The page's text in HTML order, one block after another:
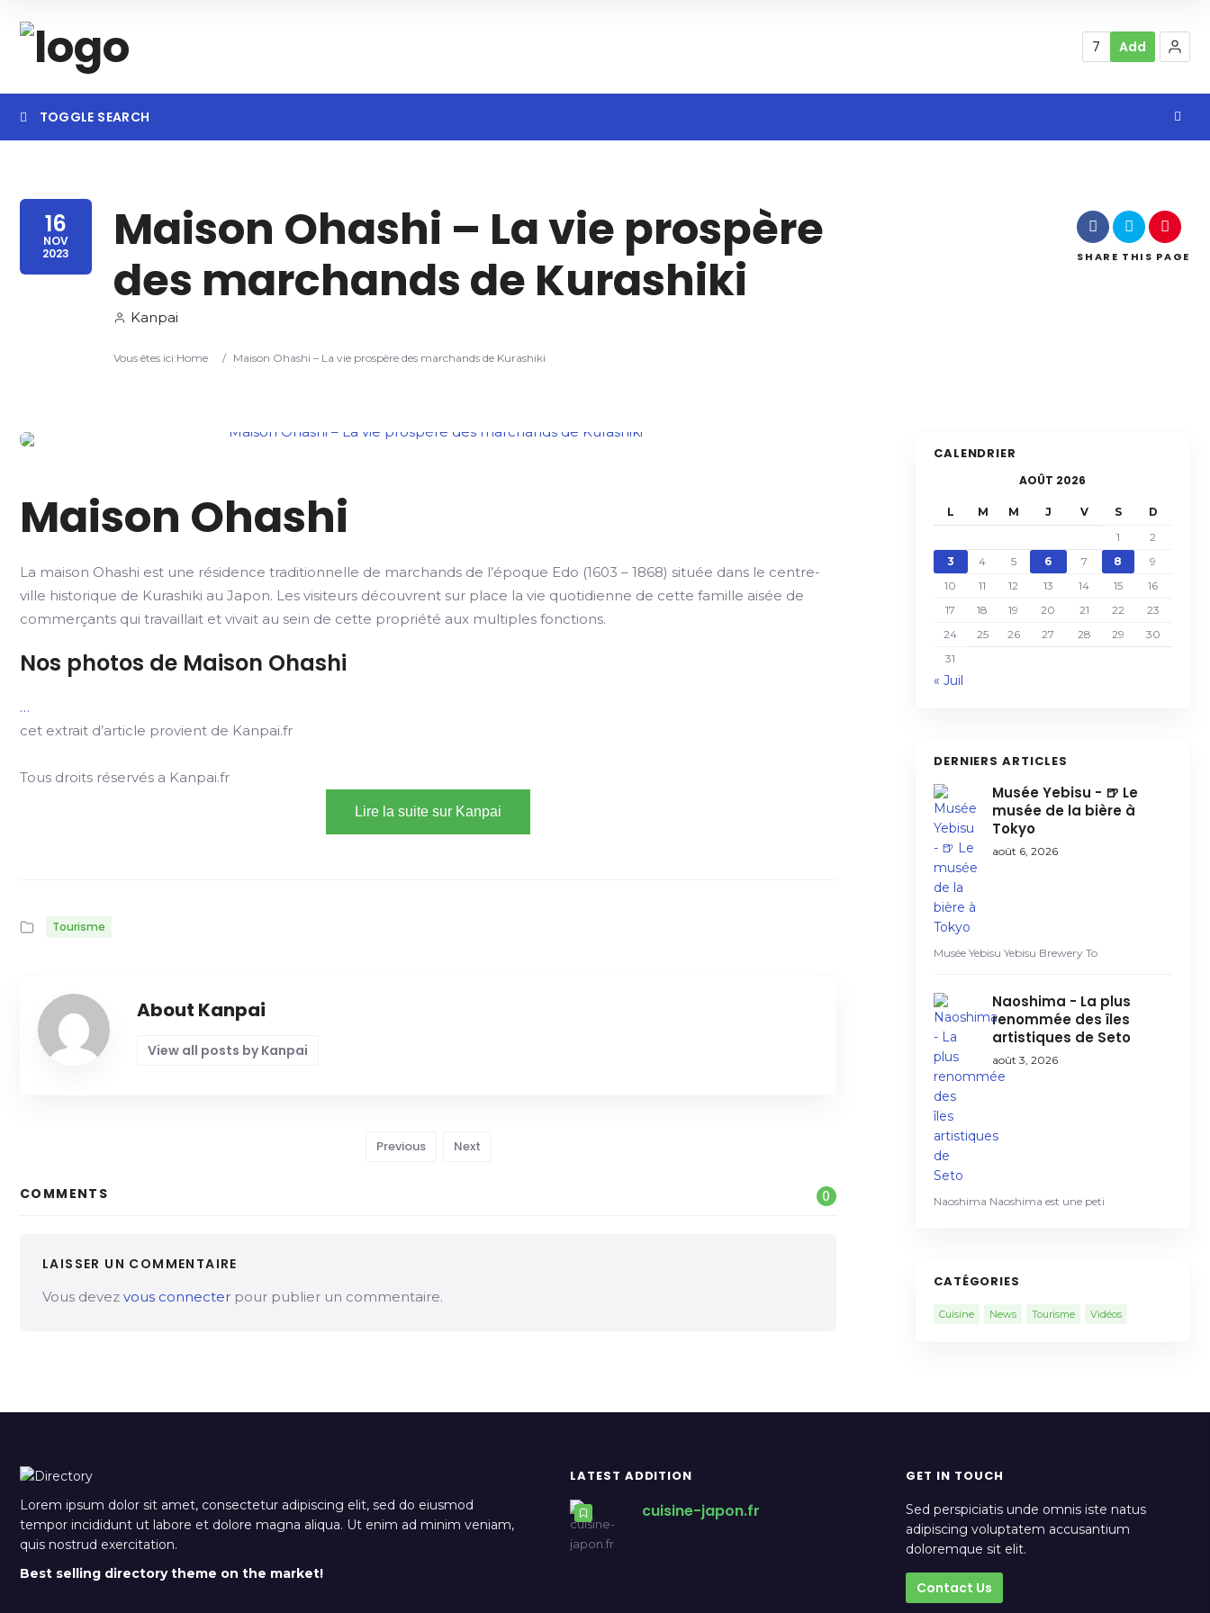
7 Add
TOGGLE SEARCH
Search
16
NOV
2023
Maison Ohashi – La vie prospère
des marchands de Kurashiki
Kanpai
Vous êtes ici:Home / Maison Ohashi – La vie prospère des marchands de Kurashiki
SHARE THIS PAGE
Maison Ohashi
La maison Ohashi est une résidence traditionnelle de marchands de l’époque Edo (1603 – 1868) située dans le centre-
ville historique de Kurashiki au Japon. Les visiteurs découvrent sur place la vie quotidienne de cette famille aisée de
commerçants qui travaillait et vivait au sein de cette propriété aux multiples fonctions.
Nos photos de Maison Ohashi
…
cet extrait d’article provient de Kanpai.fr
Tous droits réservés a Kanpai.fr
Lire la suite sur Kanpai
Tourisme
About Kanpai
View all posts by Kanpai
Previous Next
COMMENTS 0
LAISSER UN COMMENTAIRE
Vous devez vous connecter pour publier un commentaire.
CALENDRIER
AOÛT 2026
L M M J V S
D
1
2
3
4 5 6 7 8
9
10
11 12 13 14 15
16
17
18 19 20 21 22
23
24
25 26 27 28 29
30
31
« Juil
DERNIERS ARTICLES
Musée Yebisu - 🍺 Le
musée de la bière à
Tokyo
août 6, 2026
Musée Yebisu Yebisu Brewery To
Naoshima - La plus
renommée des îles
artistiques de Seto
août 3, 2026
Naoshima Naoshima est une peti
CATÉGORIES
Cuisine News Tourisme Vidéos
Lorem ipsum dolor sit amet, consectetur adipiscing elit, sed do eiusmod
tempor incididunt ut labore et dolore magna aliqua. Ut enim ad minim veniam,
quis nostrud exercitation.
Best selling directory theme on the market!
LATEST ADDITION
cuisine-japon.fr
GET IN TOUCH
Sed perspiciatis unde omnis iste natus
adipiscing voluptatem accusantium
doloremque sit elit.
Contact Us